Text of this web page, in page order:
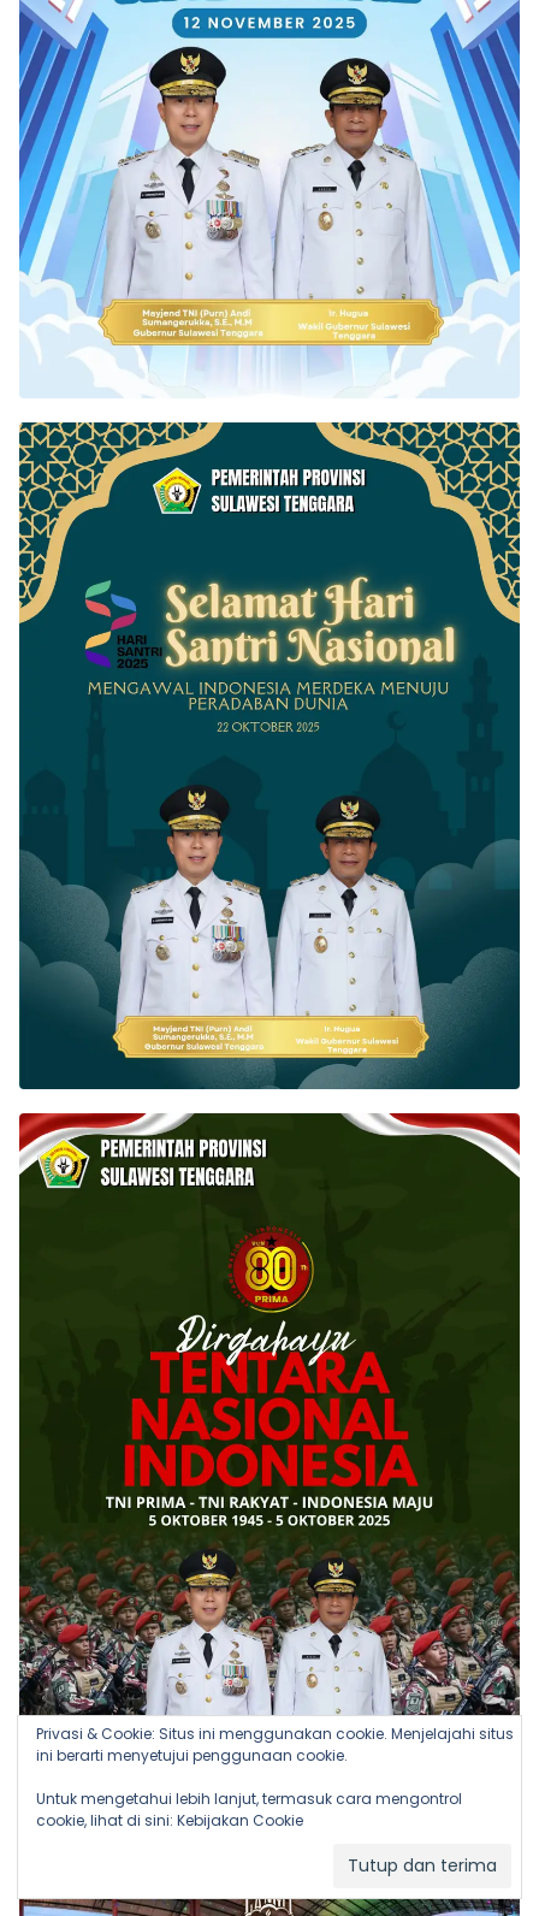
Privasi & Cookie: Situs ini menggunakan cookie. Menjelajahi situs
ini berarti menyetujui penggunaan cookie.
Untuk mengetahui lebih lanjut, termasuk cara mengontrol
cookie, lihat di sini: Kebijakan Cookie